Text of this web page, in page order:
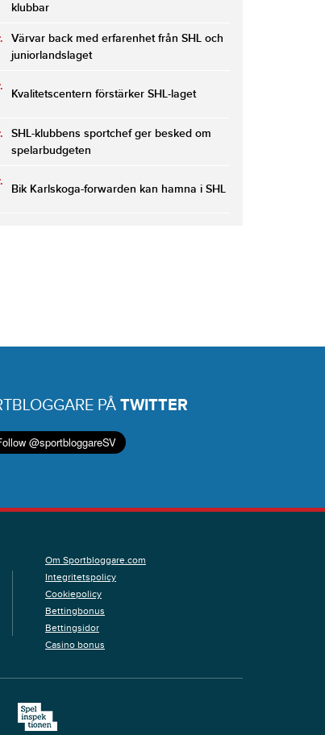
klubbar
Värvar back med erfarenhet från SHL och
juniorlandslaget
Kvalitetscentern förstärker SHL-laget
SHL-klubbens sportchef ger besked om
spelarbudgeten
Bik Karlskoga-forwarden kan hamna i SHL
PÅ TWITTER
Om Sportbloggare.com
Integritetspolicy
Cookiepolicy
Bettingbonus
Bettingsidor
Casino bonus